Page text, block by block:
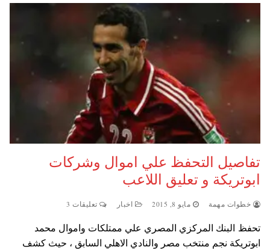
تفاصيل التحفظ علي اموال وشركات
ابوتريكة و تعليق اللاعب
خطوات مهمة مايو 8, 2015 اخبار تعليقات 3
تحفظ البنك المركزي المصري علي ممتلكات واموال محمد
ابوتريكة نجم منتخب مصر والنادي الاهلي السابق ، حيث كشف